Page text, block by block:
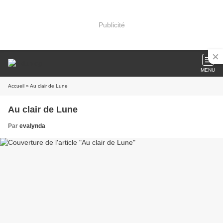
Publicité
MENU
Accueil » Au clair de Lune
Au clair de Lune
Par evalynda